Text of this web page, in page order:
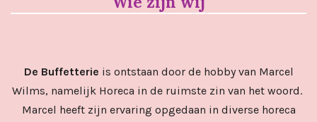
De Buffetterie is ontstaan door de hobby van Marcel
Wilms, namelijk Horeca in de ruimste zin van het woord.
Marcel heeft zijn ervaring opgedaan in diverse horeca